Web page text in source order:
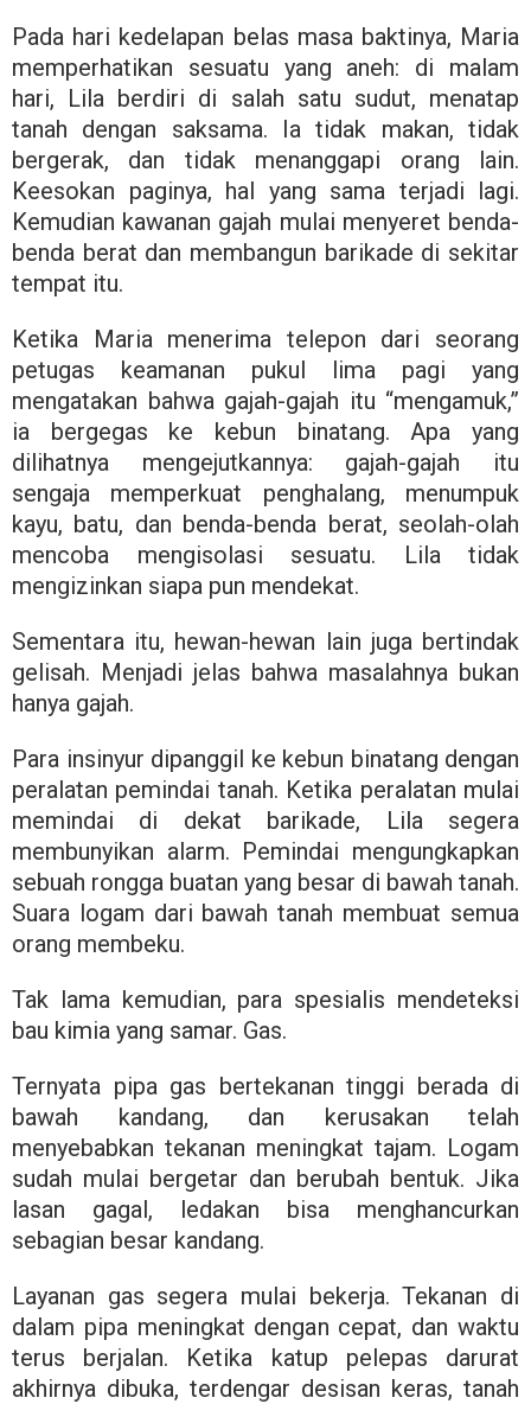
Pada hari kedelapan belas masa baktinya, Maria
memperhatikan sesuatu yang aneh: di malam
hari, Lila berdiri di salah satu sudut, menatap
tanah dengan saksama. Ia tidak makan, tidak
bergerak, dan tidak menanggapi orang lain.
Keesokan paginya, hal yang sama terjadi lagi.
Kemudian kawanan gajah mulai menyeret benda-
benda berat dan membangun barikade di sekitar
tempat itu.
Ketika Maria menerima telepon dari seorang
petugas keamanan pukul lima pagi yang
mengatakan bahwa gajah-gajah itu “mengamuk,”
ia bergegas ke kebun binatang. Apa yang
dilihatnya mengejutkannya: gajah-gajah itu
sengaja memperkuat penghalang, menumpuk
kayu, batu, dan benda-benda berat, seolah-olah
mencoba mengisolasi sesuatu. Lila tidak
mengizinkan siapa pun mendekat.
Sementara itu, hewan-hewan lain juga bertindak
gelisah. Menjadi jelas bahwa masalahnya bukan
hanya gajah.
Para insinyur dipanggil ke kebun binatang dengan
peralatan pemindai tanah. Ketika peralatan mulai
memindai di dekat barikade, Lila segera
membunyikan alarm. Pemindai mengungkapkan
sebuah rongga buatan yang besar di bawah tanah.
Suara logam dari bawah tanah membuat semua
orang membeku.
Tak lama kemudian, para spesialis mendeteksi
bau kimia yang samar. Gas.
Ternyata pipa gas bertekanan tinggi berada di
bawah kandang, dan kerusakan telah
menyebabkan tekanan meningkat tajam. Logam
sudah mulai bergetar dan berubah bentuk. Jika
lasan gagal, ledakan bisa menghancurkan
sebagian besar kandang.
Layanan gas segera mulai bekerja. Tekanan di
dalam pipa meningkat dengan cepat, dan waktu
terus berjalan. Ketika katup pelepas darurat
akhirnya dibuka, terdengar desisan keras, tanah